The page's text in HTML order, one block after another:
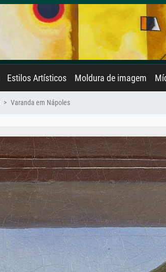
Estilos Artísticos Moldura de imagem
Varanda em Nápoles